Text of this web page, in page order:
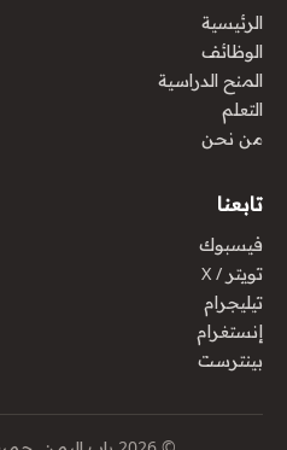
الرئيسية
الوظائف
المنح الدراسية
التعلم
من نحن
تابعنا
فيسبوك
تويتر / X
تيليجرام
إنستغرام
بينترست